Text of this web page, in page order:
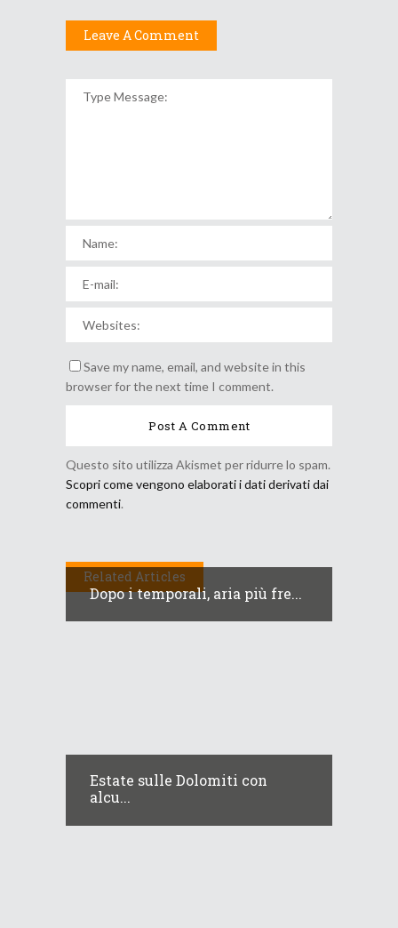
Leave A Comment
Save my name, email, and website in this
browser for the next time I comment.
Questo sito utilizza Akismet per ridurre lo spam.
Scopri come vengono elaborati i dati derivati dai
commenti.
Related Articles
Dopo i temporali, aria più fre...
Estate sulle Dolomiti con
alcu...